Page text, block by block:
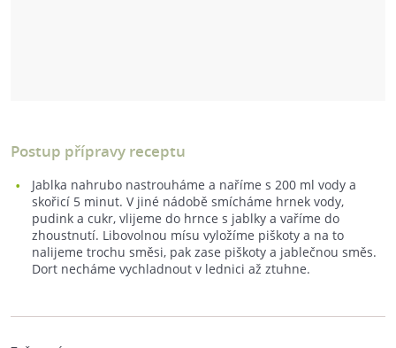
Postup přípravy receptu
Jablka nahrubo nastrouháme a naříme s 200 ml vody a
skořicí 5 minut. V jiné nádobě smícháme hrnek vody,
pudink a cukr, vlijeme do hrnce s jablky a vaříme do
zhoustnutí. Libovolnou mísu vyložíme piškoty a na to
nalijeme trochu směsi, pak zase piškoty a jablečnou směs.
Dort necháme vychladnout v lednici až ztuhne.